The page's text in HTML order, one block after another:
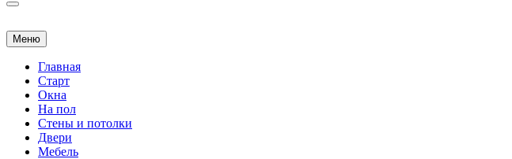
Меню
Главная
Старт
Окна
На пол
Стены и потолки
Двери
Мебель